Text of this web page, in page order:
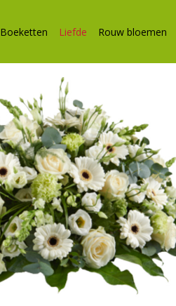
Boeketten Liefde Rouw bloemen